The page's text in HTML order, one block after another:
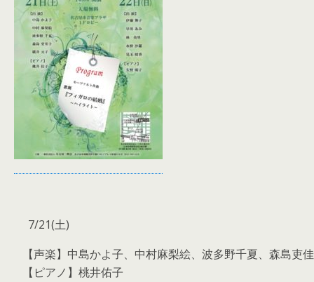
◆アクセス
ＪＲ:東海道本線・中央本線「金山駅」下車 北へ徒歩6
名鉄:名鉄名古屋本線「金山駅」下車 北へ徒歩6分
地下鉄:名城線「金山駅」下車 徒歩4分（地下連絡通路
あり）
市バス:「金山」下車 北へ徒歩4分
◆チケット
7/21(土)
【声楽】中島かよ子、中村麻梨絵、波多野千夏、森島吏
【ピアノ】桃井佑子